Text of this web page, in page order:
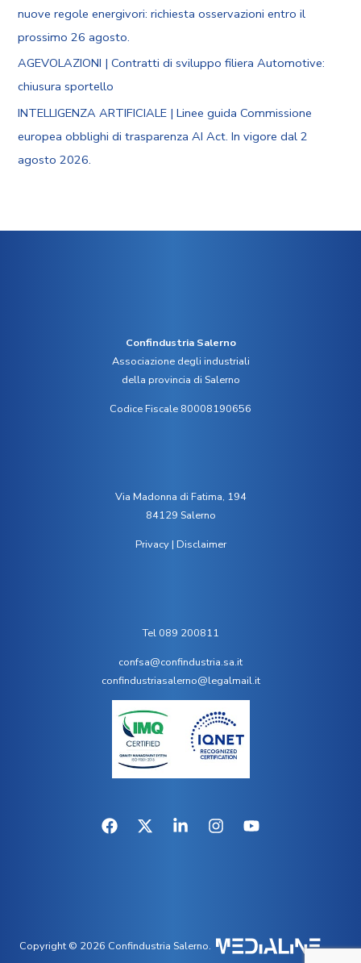
nuove regole energivori: richiesta osservazioni entro il
prossimo 26 agosto.
AGEVOLAZIONI | Contratti di sviluppo filiera Automotive:
chiusura sportello
INTELLIGENZA ARTIFICIALE | Linee guida Commissione
europea obblighi di trasparenza AI Act. In vigore dal 2
agosto 2026.
Confindustria Salerno
Associazione degli industriali
della provincia di Salerno
Codice Fiscale 80008190656
Via Madonna di Fatima, 194
84129 Salerno
Privacy| Disclaimer
Tel 089 200811
confsa@confindustria.sa.it
confindustriasalerno@legalmail.it
Copyright © 2026 Confindustria Salerno.